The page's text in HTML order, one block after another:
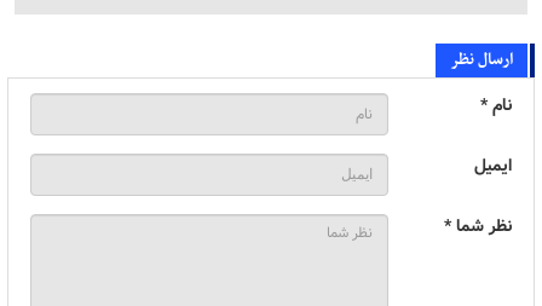
ارسال نظر
نام *
ایمیل
نظر شما *